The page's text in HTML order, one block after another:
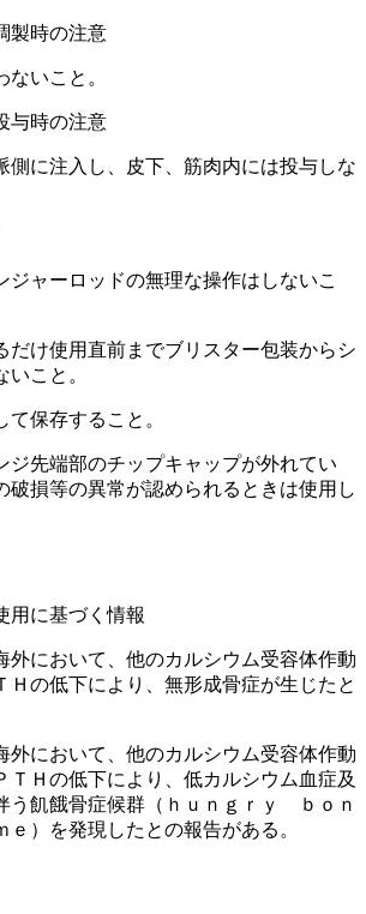
製時の注意
いこと。
与時の注意
側に注入し、皮下、筋肉内には投与しな
ャーロッドの無理な操作はしないこ
け使用直前までブリスター包装からシ
いこと。
保存すること。
先端部のチップキャップが外れてい
破損等の異常が認められるときは使用し
に基づく情報
において、他のカルシウム受容体作動
Ｈの低下により、無形成骨症が生じたと
において、他のカルシウム受容体作動
ＴＨの低下により、低カルシウム血症及
う飢餓骨症候群（ｈｕｎｇｒｙ ｂｏｎ
）を発現したとの報告がある。